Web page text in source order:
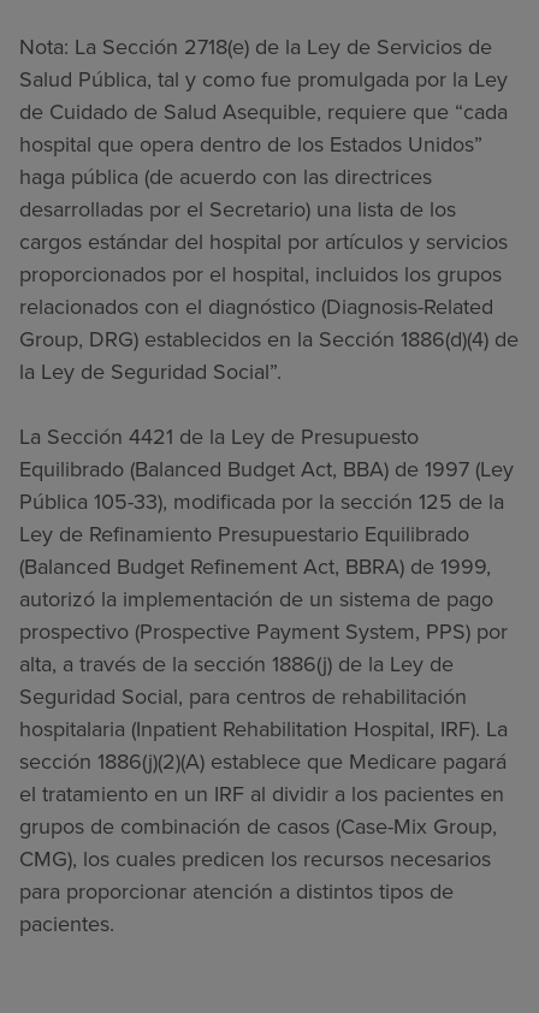
Nota: La Sección 2718(e) de la Ley de Servicios de
Salud Pública, tal y como fue promulgada por la Ley
de Cuidado de Salud Asequible, requiere que “cada
hospital que opera dentro de los Estados Unidos”
haga pública (de acuerdo con las directrices
desarrolladas por el Secretario) una lista de los
cargos estándar del hospital por artículos y servicios
proporcionados por el hospital, incluidos los grupos
relacionados con el diagnóstico (Diagnosis-Related
Group, DRG) establecidos en la Sección 1886(d)(4) de
la Ley de Seguridad Social”.
La Sección 4421 de la Ley de Presupuesto
Equilibrado (Balanced Budget Act, BBA) de 1997 (Ley
Pública 105-33), modificada por la sección 125 de la
Ley de Refinamiento Presupuestario Equilibrado
(Balanced Budget Refinement Act, BBRA) de 1999,
autorizó la implementación de un sistema de pago
prospectivo (Prospective Payment System, PPS) por
alta, a través de la sección 1886(j) de la Ley de
Seguridad Social, para centros de rehabilitación
hospitalaria (Inpatient Rehabilitation Hospital, IRF). La
sección 1886(j)(2)(A) establece que Medicare pagará
el tratamiento en un IRF al dividir a los pacientes en
grupos de combinación de casos (Case-Mix Group,
CMG), los cuales predicen los recursos necesarios
para proporcionar atención a distintos tipos de
pacientes.